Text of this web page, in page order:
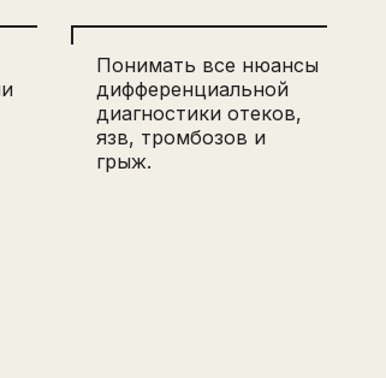
Понимать все нюансы
дифференциальной
диагностики отеков,
язв, тромбозов и
грыж.